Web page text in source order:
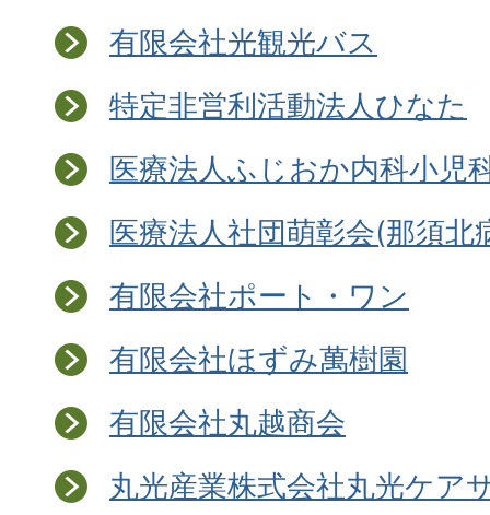
有限会社光観光バス
特定非営利活動法人ひなた
医療法人ふじおか内科小児
医療法人社団萌彰会(那須北
有限会社ポート・ワン
有限会社ほずみ萬樹園
有限会社丸越商会
丸光産業株式会社丸光ケア